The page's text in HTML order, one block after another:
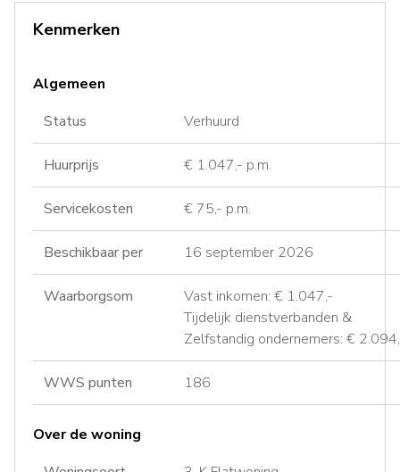
Kenmerken
Algemeen
Status
Verhuurd
Huurprijs € 1.047,- p.m.
Servicekosten € 75,- p.m.
Beschikbaar per 16 september 2026
Waarborgsom
Vast inkomen: € 1.047,-
Tijdelijk dienstverbanden &
Zelfstandig ondernemers: €
WWS punten 186
Over de woning